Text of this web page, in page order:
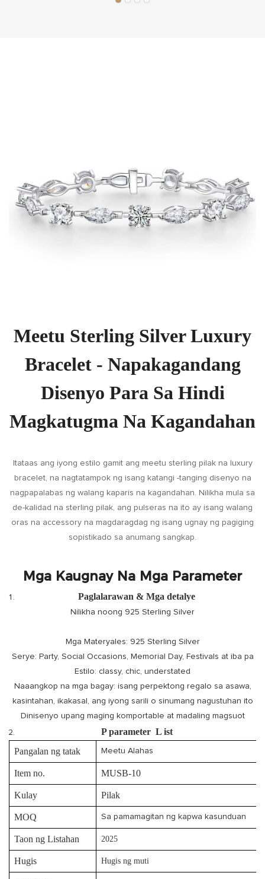
Meetu Sterling Silver Luxury
Bracelet - Napakagandang
Disenyo Para Sa Hindi
Magkatugma Na Kagandahan
Itataas ang iyong estilo gamit ang meetu sterling pilak na luxury
bracelet, na nagtatampok ng isang katangi -tanging disenyo na
nagpapalabas ng walang kaparis na kagandahan. Nilikha mula sa
de-kalidad na sterling pilak, ang pulseras na ito ay isang walang
oras na accessory na magdaragdag ng isang ugnay ng pagiging
sopistikado sa anumang sangkap.
Mga Kaugnay Na Mga Parameter
Paglalarawan & Mga detalye
Nilikha noong 925 Sterling Silver
Mga Materyales: 925 Sterling Silver
Serye: Party, Social Occasions, Memorial Day, Festivals at iba pa
Estilo: classy, ​​chic, understated
Naaangkop na mga bagay: isang perpektong regalo sa asawa,
kasintahan, ikakasal, ang iyong sarili o sinumang nagustuhan ito
Dinisenyo upang maging komportable at madaling magsuot
Pparameter List
Pangalan ng tatak
Meetu Alahas
Item no. MUSB-10
Kulay Pilak
MOQ Sa pamamagitan ng kapwa kasunduan
Taon ng Listahan 2025
Hugis Hugis ng muti